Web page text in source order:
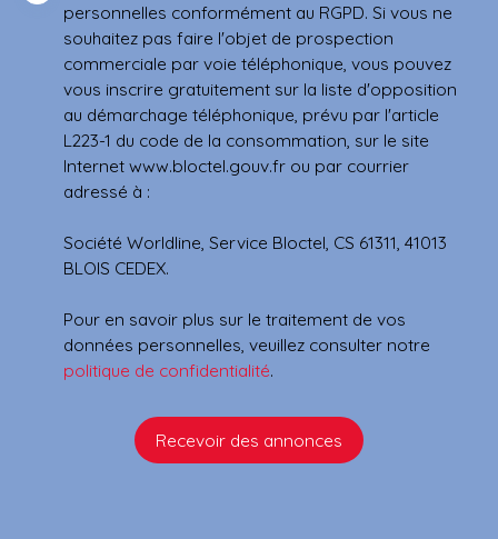
personnelles conformément au RGPD. Si vous ne
souhaitez pas faire l'objet de prospection
commerciale par voie téléphonique, vous pouvez
vous inscrire gratuitement sur la liste d'opposition
au démarchage téléphonique, prévu par l'article
L223-1 du code de la consommation, sur le site
Internet www.bloctel.gouv.fr ou par courrier
adressé à :
Société Worldline, Service Bloctel, CS 61311, 41013
BLOIS CEDEX.
Pour en savoir plus sur le traitement de vos
données personnelles, veuillez consulter notre
politique de confidentialité.
Recevoir des annonces